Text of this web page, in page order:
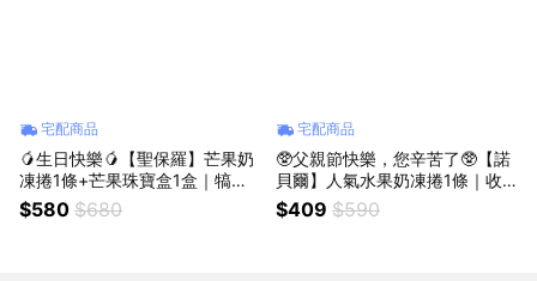
宅配商品
🥭生日快樂🥭【聖保羅】芒果奶
凍捲1條+芒果珠寶盒1盒｜犒賞
自己｜好友分享｜季節限定｜芒
果季
$580 $680
宅配商品
🥸父親節快樂，您辛苦了🥸【諾
貝爾】人氣水果奶凍捲1條｜收
禮人可選口味
$409 $590